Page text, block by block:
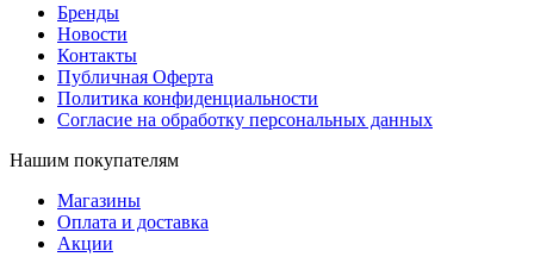
Бренды
Новости
Контакты
Публичная Оферта
Политика конфиденциальности
Согласие на обработку персональных данных
Нашим покупателям
Магазины
Оплата и доставка
Акции